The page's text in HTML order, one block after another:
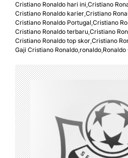
Cristiano Ronaldo hari ini,Cristiano
Cristiano Ronaldo karier,Cristiano
Cristiano Ronaldo Portugal,Cristiano
Cristiano Ronaldo terbaru,Cristiano
Cristiano Ronaldo top skor,Cristiano
Gaji Cristiano Ronaldo,ronaldo,Ronaldo